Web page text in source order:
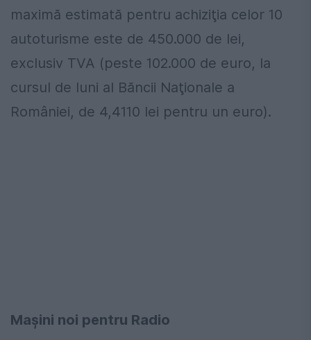
maximă estimată pentru achiziţia celor 10
autoturisme este de 450.000 de lei,
exclusiv TVA (peste 102.000 de euro, la
cursul de luni al Băncii Naţionale a
României, de 4,4110 lei pentru un euro).
Mașini noi pentru Radio